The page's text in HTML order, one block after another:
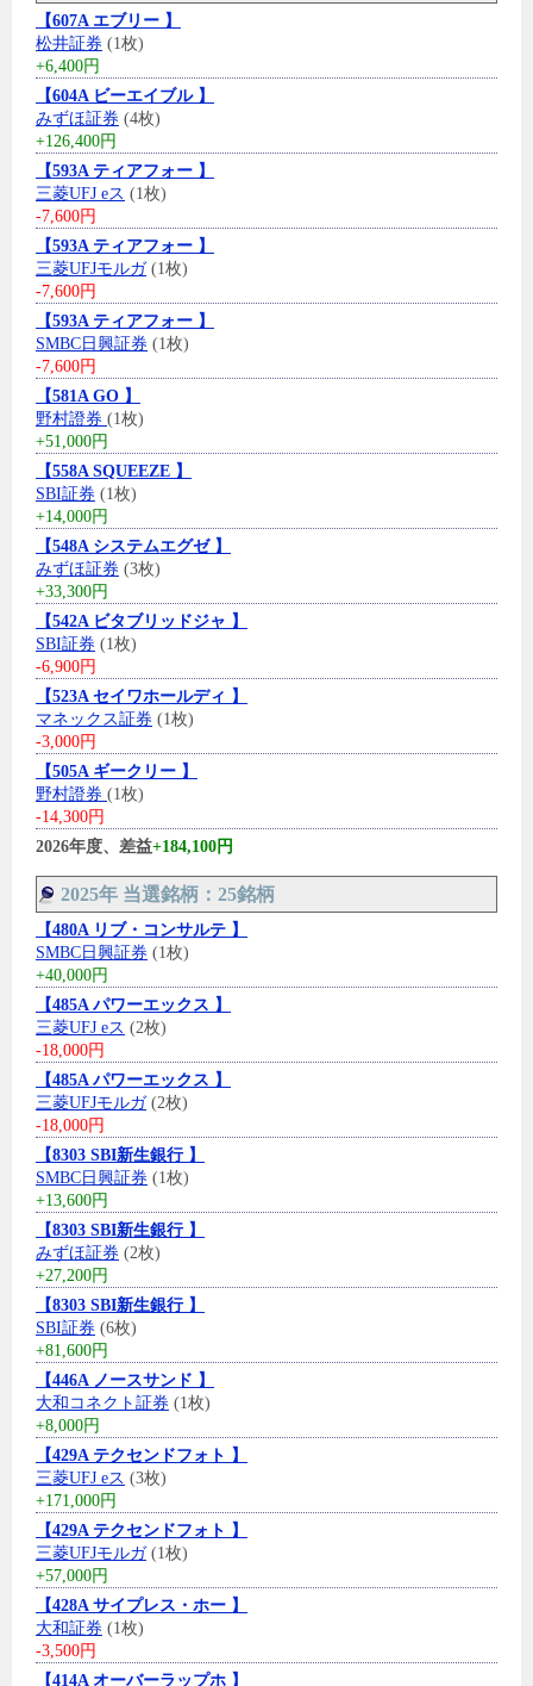
【607A エブリー 】
松井証券 (1枚)
+6,400円
【604A ビーエイブル 】
みずほ証券 (4枚)
+126,400円
【593A ティアフォー 】
三菱UFJ eス (1枚)
-7,600円
【593A ティアフォー 】
三菱UFJモルガ(1枚)
-7,600円
【593A ティアフォー 】
SMBC日興証券 (1枚)
-7,600円
【581A GO 】
野村證券 (1枚)
+51,000円
【558A SQUEEZE 】
SBI証券 (1枚)
+14,000円
【548A システムエグゼ 】
みずほ証券 (3枚)
+33,300円
【542A ビタブリッドジャ 】
SBI証券 (1枚)
-6,900円
【523A セイワホールディ 】
マネックス証券 (1枚)
-3,000円
【505A ギークリー 】
野村證券 (1枚)
-14,300円
2026年度、差益+184,100円
2025年 当選銘柄：25銘柄
【480A リブ・コンサルテ 】
SMBC日興証券 (1枚)
+40,000円
【485A パワーエックス 】
三菱UFJ eス (2枚)
-18,000円
【485A パワーエックス 】
三菱UFJモルガ(2枚)
-18,000円
【8303 SBI新生銀行 】
SMBC日興証券 (1枚)
+13,600円
【8303 SBI新生銀行 】
みずほ証券 (2枚)
+27,200円
【8303 SBI新生銀行 】
SBI証券 (6枚)
+81,600円
【446A ノースサンド 】
大和コネクト証券 (1枚)
+8,000円
【429A テクセンドフォト 】
三菱UFJ eス (3枚)
+171,000円
【429A テクセンドフォト 】
三菱UFJモルガ(1枚)
+57,000円
【428A サイプレス・ホー 】
大和証券 (1枚)
-3,500円
【414A オーバーラップホ 】